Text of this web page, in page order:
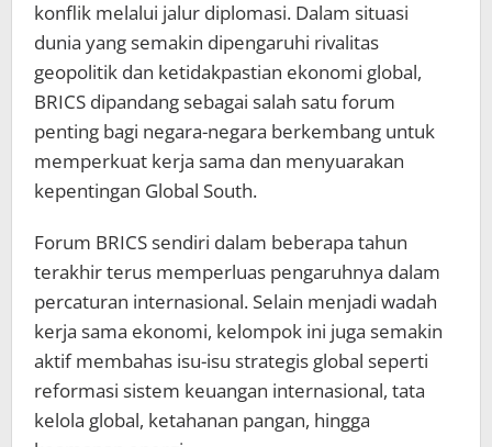
konflik melalui jalur diplomasi. Dalam situasi
dunia yang semakin dipengaruhi rivalitas
geopolitik dan ketidakpastian ekonomi global,
BRICS dipandang sebagai salah satu forum
penting bagi negara-negara berkembang untuk
memperkuat kerja sama dan menyuarakan
kepentingan Global South.
Forum BRICS sendiri dalam beberapa tahun
terakhir terus memperluas pengaruhnya dalam
percaturan internasional. Selain menjadi wadah
kerja sama ekonomi, kelompok ini juga semakin
aktif membahas isu-isu strategis global seperti
reformasi sistem keuangan internasional, tata
kelola global, ketahanan pangan, hingga